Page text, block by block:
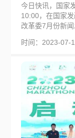
今日快讯，国家
10:00，在国家
改革委7月份新
时间：2023-07-